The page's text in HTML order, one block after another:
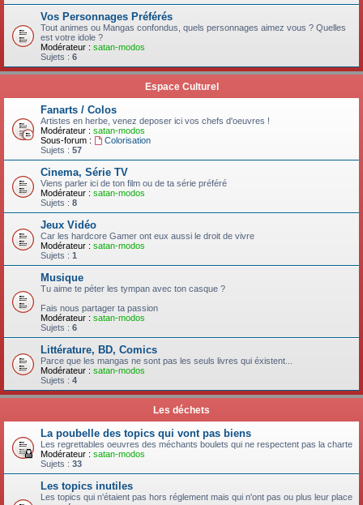
Vos Personnages Préférés
Tout animes ou Mangas confondus, quels personnages aimez vous ? Quelles
est votre idole ?
Modérateur : satan-modos
Sujets : 6
Espace Culturel
Fanarts / Colos
Artistes en herbe, venez deposer ici vos chefs d'oeuvres !
Modérateur : satan-modos
Sous-forum :
Colorisation
Sujets : 57
Cinema, Série TV
Viens parler ici de ton film ou de ta série préféré
Modérateur : satan-modos
Sujets : 8
Jeux Vidéo
Car les hardcore Gamer ont eux aussi le droit de vivre
Modérateur : satan-modos
Sujets : 1
Musique
Tu aime te péter les tympan avec ton casque ?
Fais nous partager ta passion
Modérateur : satan-modos
Sujets : 6
Littérature, BD, Comics
Parce que les mangas ne sont pas les seuls livres qui éxistent...
Modérateur : satan-modos
Sujets : 4
Les déchets
La poubelle des topics qui vont pas biens
Les regrettables oeuvres des méchants boulets qui ne respectent pas la charte
Modérateur : satan-modos
Sujets : 33
Les topics inutiles
Les topics qui n'étaient pas hors réglement mais qui n'ont pas ou plus leur place